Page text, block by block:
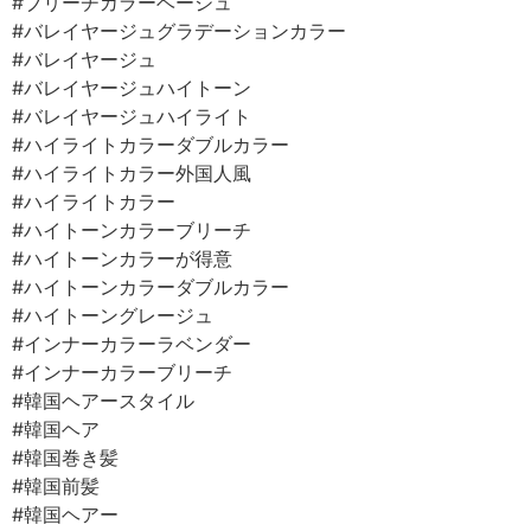
#バレイヤージュグラデーションカラー
#バレイヤージュ
#バレイヤージュハイトーン
#バレイヤージュハイライト
#ハイライトカラーダブルカラー
#ハイライトカラー外国人風
#ハイライトカラー
#ハイトーンカラーブリーチ
#ハイトーンカラーが得意
#ハイトーンカラーダブルカラー
#ハイトーングレージュ
#インナーカラーラベンダー
#インナーカラーブリーチ
#韓国ヘアースタイル
#韓国ヘア
#韓国巻き髪
#韓国前髪
#韓国ヘアー